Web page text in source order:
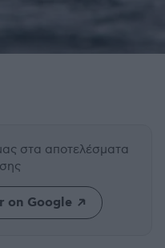
στα αποτελέσματα
on Google